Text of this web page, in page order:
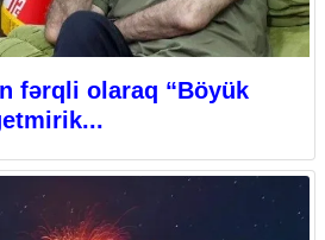
fərqli olaraq “Böyük